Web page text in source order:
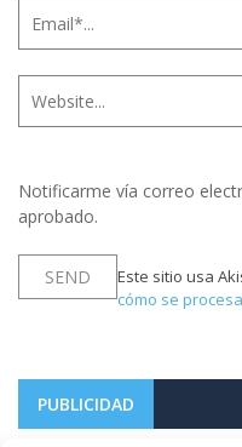
Notificarme vía correo
aprobado.
Este sitio usa
cómo se
PUBLICIDAD